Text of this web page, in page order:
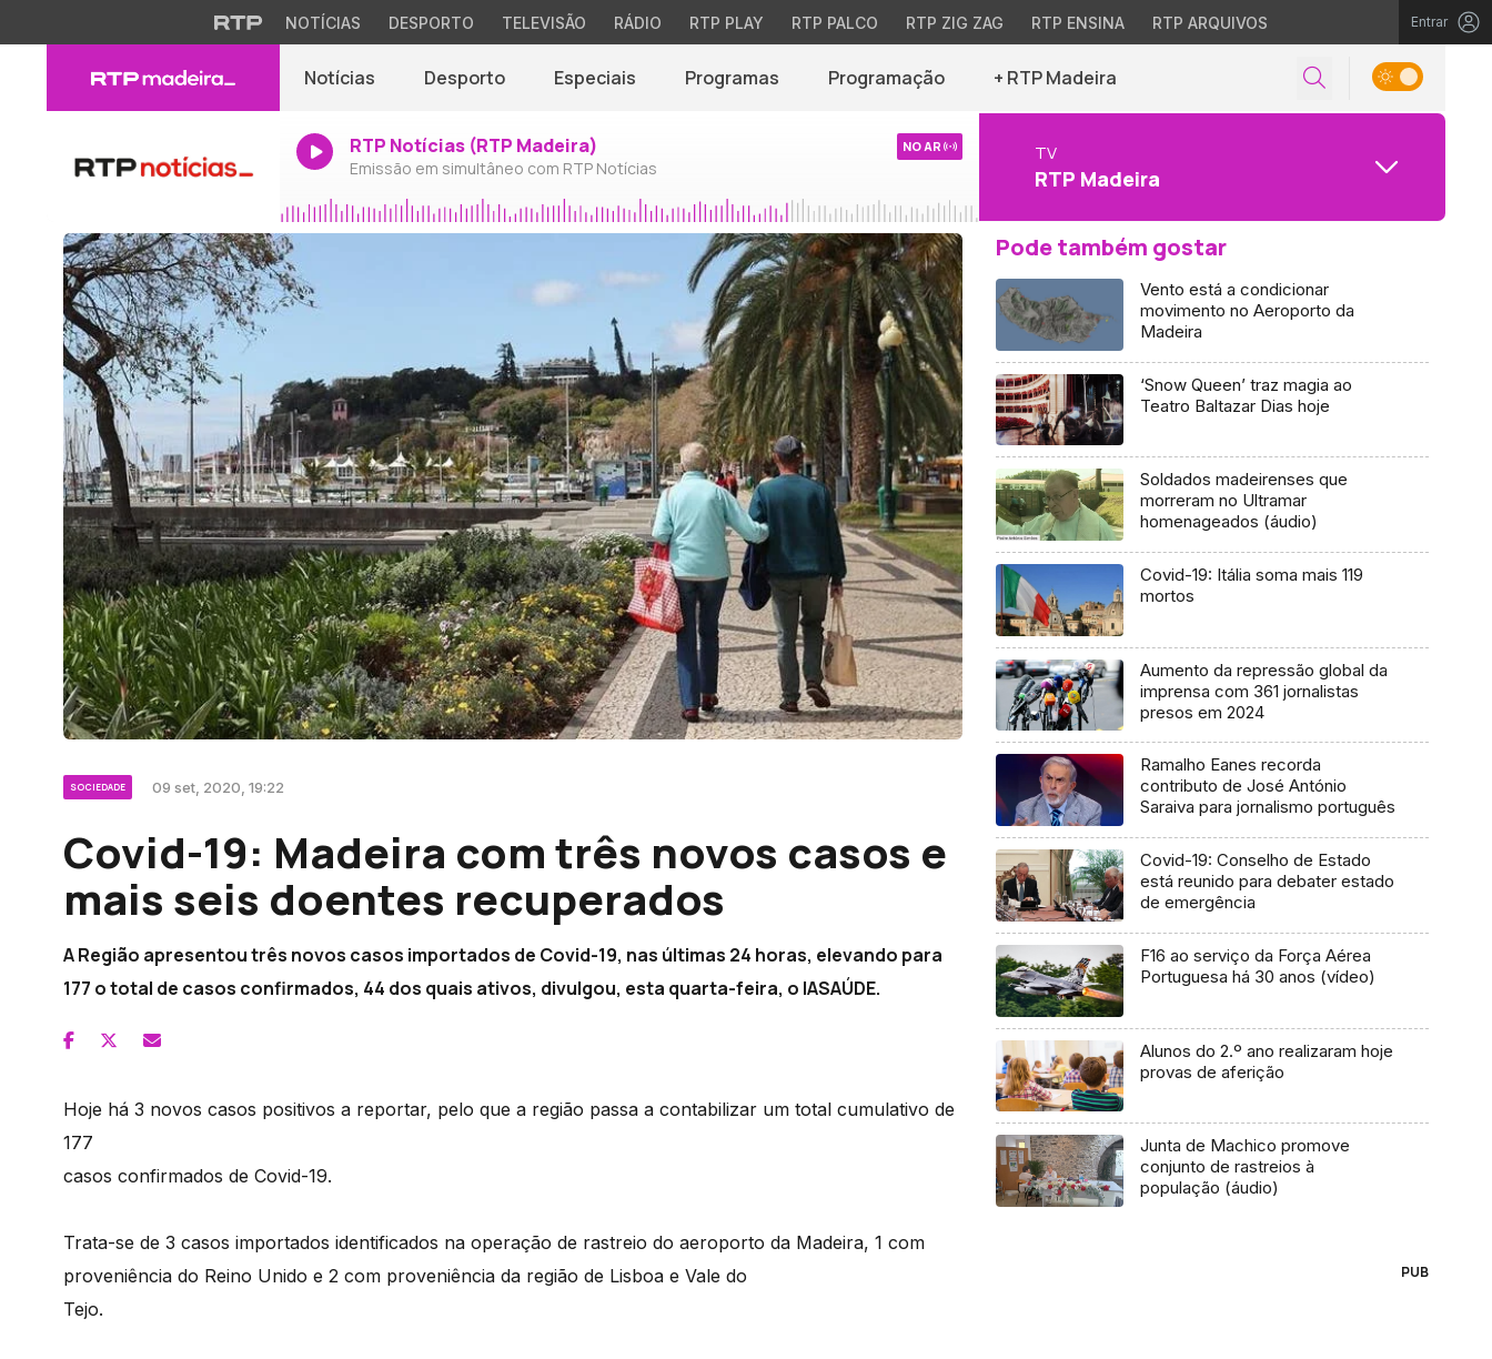
NOTÍCIAS DESPORTO TELEVISÃO RÁDIO RTP PLAY RTP PALCO RTP ZIG ZAG RTP ENSINA RTP ARQUIVOS Entrar
Notícias Desporto Especiais Programas Programação + RTP Madeira
RTP Notícias (RTP Madeira)
Emissão em simultâneo com RTP Notícias
NO AR TV
RTP Madeira
SOCIEDADE 09 set, 2020, 19:22
Covid-19: Madeira com três novos casos e
mais seis doentes recuperados
A Região apresentou três novos casos importados de Covid-19, nas últimas 24 horas, elevando para
177 o total de casos confirmados, 44 dos quais ativos, divulgou, esta quarta-feira, o IASAÚDE.
Hoje há 3 novos casos positivos a reportar, pelo que a região passa a contabilizar um total cumulativo de
177
casos confirmados de Covid-19.
Trata-se de 3 casos importados identificados na operação de rastreio do aeroporto da Madeira, 1 com
proveniência do Reino Unido e 2 com proveniência da região de Lisboa e Vale do
Tejo.
Pode também gostar
Vento está a condicionar
movimento no Aeroporto da
Madeira
‘Snow Queen’ traz magia ao
Teatro Baltazar Dias hoje
Soldados madeirenses que
morreram no Ultramar
homenageados (áudio)
Covid-19: Itália soma mais 119
mortos
Aumento da repressão global da
imprensa com 361 jornalistas
presos em 2024
Ramalho Eanes recorda
contributo de José António
Saraiva para jornalismo português
Covid-19: Conselho de Estado
está reunido para debater estado
de emergência
F16 ao serviço da Força Aérea
Portuguesa há 30 anos (vídeo)
Alunos do 2.º ano realizaram hoje
provas de aferição
Junta de Machico promove
conjunto de rastreios à
população (áudio)
PUB